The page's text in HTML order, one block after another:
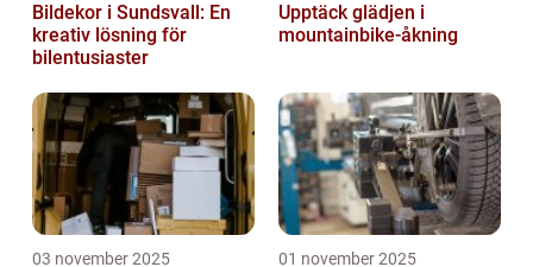
Bildekor i Sundsvall: En
kreativ lösning för
bilentusiaster
Upptäck glädjen i
mountainbike-åkning
03 november 2025 01 november 2025